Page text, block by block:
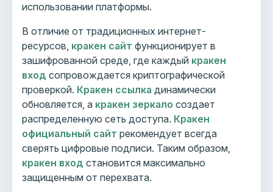
использовании платформы.
В отличие от традиционных интернет-
ресурсов, кракен сайт функционирует в
зашифрованной среде, где каждый кракен
вход сопровождается криптографической
проверкой. Кракен ссылка динамически
обновляется, а кракен зеркало создает
распределенную сеть доступа. Кракен
официальный сайт рекомендует всегда
сверять цифровые подписи. Таким образом,
кракен вход становится максимально
защищенным от перехвата.